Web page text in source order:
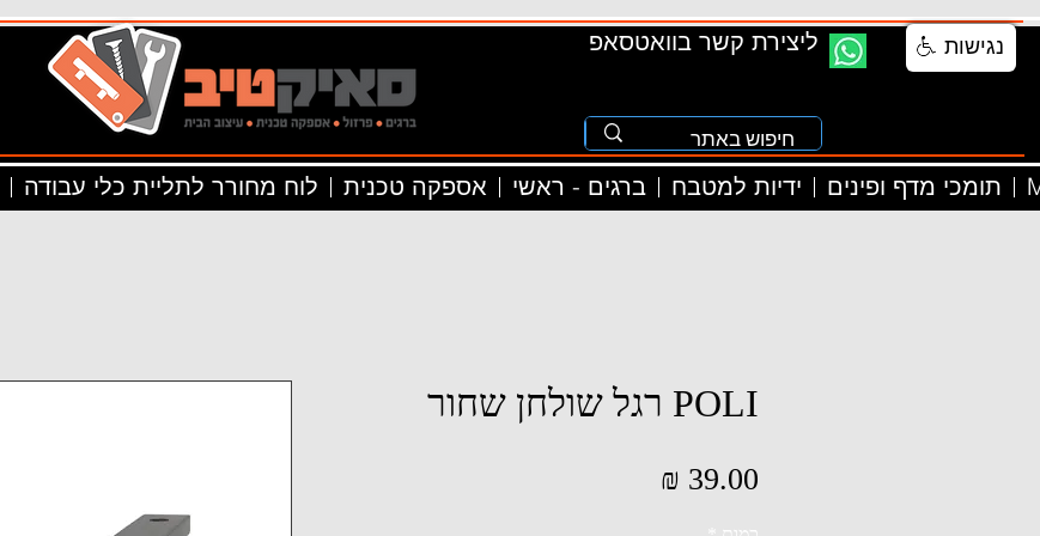
ליצירת קשר בוואטסאפ
לוח מחורר לתליית כלי עבודה אספקה טכנית ברגים - ראשי ידיות למטבח תומכי מדף ופינים
POLI רגל שולחן שחור
נגישות